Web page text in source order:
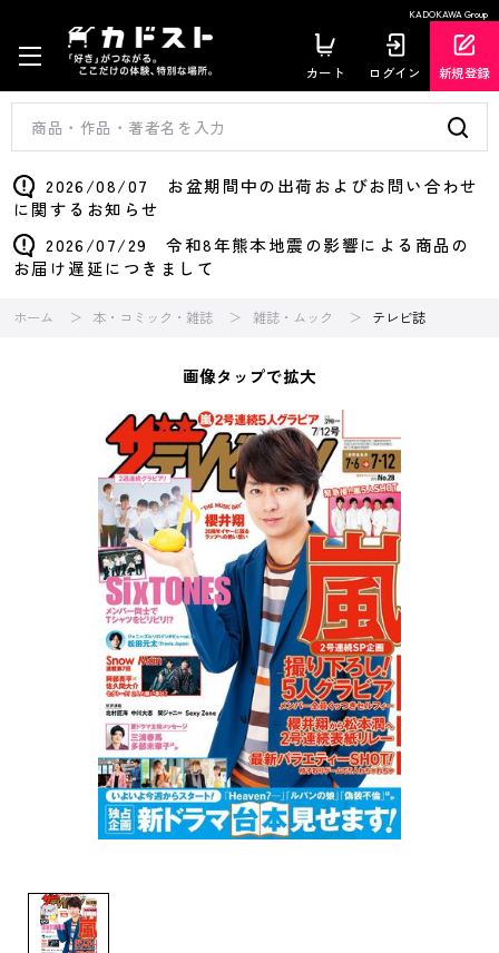
KADOKAWA Group
カート ログイン 新規登録
2026/08/07 お盆期間中の出荷およびお問い合わせ
に関するお知らせ
2026/07/29 令和8年熊本地震の影響による商品の
お届け遅延につきまして
ホーム 本・コミック・雑誌 雑誌・ムック テレビ誌
画像タップで拡大